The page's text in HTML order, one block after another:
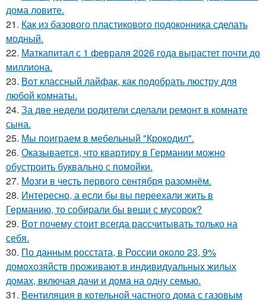
дома ловите.
21. Как из базового пластикового подоконника сделать
модный.
22. Маткапитал с 1 февраля 2026 года вырастет почти до
миллиона.
23. Вот классный лайфак, как подобрать люстру для
любой комнаты.
24. За две недели родители сделали ремонт в комнате
сына.
25. Мы поиграем в мебельный "Крокодил".
26. Оказывается, что квартиру в Германии можно
обустроить буквально с помойки.
27. Мозги в честь первого сентября разомнём.
28. Интересно, а если бы вы переехали жить в
Германию, то собирали бы вещи с мусорок?
29. Вот почему стоит всегда рассчитывать только на
себя.
30. По данным росстата, в России около 23, 9%
домохозяйств проживают в индивидуальных жилых
домах, включая дачи и дома на одну семью.
31. Вентиляция в котельной частного дома с газовым